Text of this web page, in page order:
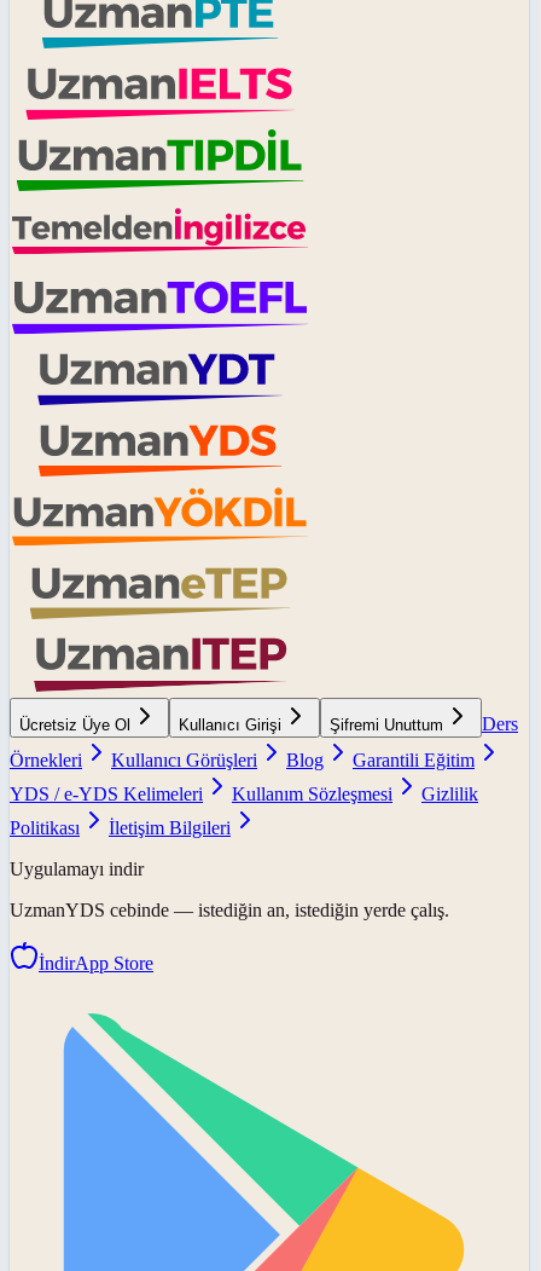
Ücretsiz Üye Ol Kullanıcı Girişi Şifremi Unuttum
Ders
Örnekleri
Kullanıcı Görüşleri Blog
Garantili Eğitim
YDS / e-YDS Kelimeleri
Kullanım Sözleşmesi
Gizlilik
Politikası
İletişim Bilgileri
Uygulamayı indir
UzmanYDS cebinde — istediğin an, istediğin yerde çalış.
İndirApp Store